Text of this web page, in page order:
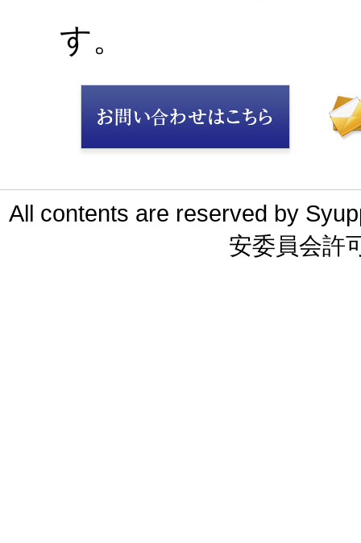
す。
All contents are reserved by
安委員会許